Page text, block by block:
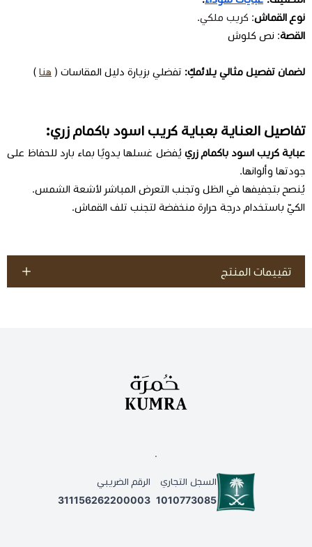
نوع القماش: كريب ملكي
القصة: نص كلوش
لضمان تفصيل مثالي يلائمكِ: تفضلي بزيارة دليل المقاسات ( هنا )
تفاصيل العناية بعباية كريب اسود باكمام زري:
عباية كريب اسود باكمام زري يُفضل غسلها يدويًا بماء بارد للحفاظ على
جودتها وألوانها.
يُنصح بتجفيفها في الظل وتجنب التعرض المباشر لأشعة الشمس.
الكيّ باستخدام درجة حرارة منخفضة لتجنب تلف القماش.
تقييمات المنتج
السجل التجاري
1010773085
الرقم الضريبي
311156262200003